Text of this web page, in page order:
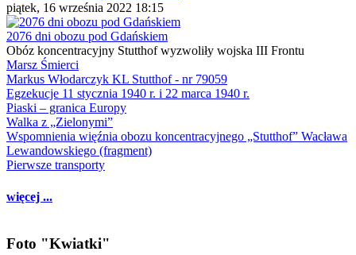
piątek, 16 września 2022 18:15
2076 dni obozu pod Gdańskiem
Obóz koncentracyjny Stutthof wyzwoliły wojska III Frontu
Marsz Śmierci
Markus Włodarczyk KL Stutthof - nr 79059
Egzekucje 11 stycznia 1940 r. i 22 marca 1940 r.
Piaski – granica Europy
Walka z „Zielonymi”
Wspomnienia więźnia obozu koncentracyjnego „Stutthof” Wacława
Lewandowskiego (fragment)
Pierwsze transporty
więcej ...
Foto "Kwiatki"